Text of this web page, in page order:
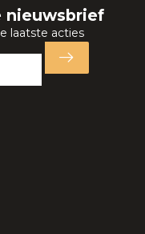
nieuwsbrief
laatste acties